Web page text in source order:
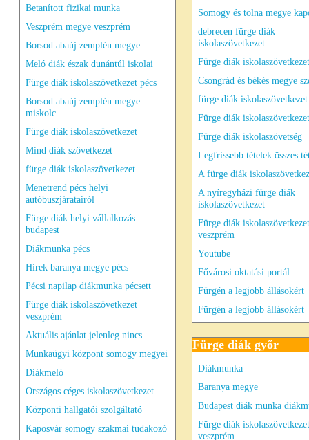
Betanított fizikai munka
Veszprém megye veszprém
Borsod abaúj zemplén megye
Meló diák észak dunántúl iskolai
Fürge diák iskolaszövetkezet pécs
Borsod abaúj zemplén megye
miskolc
Fürge diák iskolaszövetkezet
Mind diák szövetkezet
fürge diák iskolaszövetkezet
Menetrend pécs helyi
autóbuszjáratairól
Fürge diák helyi vállalkozás
budapest
Diákmunka pécs
Hírek baranya megye pécs
Pécsi napilap diákmunka pécsett
Fürge diák iskolaszövetkezet
veszprém
Aktuális ajánlat jelenleg nincs
Munkaügyi központ somogy megyei
Diákmeló
Országos céges iskolaszövetkezet
Központi hallgatói szolgáltató
Kaposvár somogy szakmai tudakozó
Somogy és tolna megye
debrecen fürge diák
iskolaszövetkezet
Fürge diák
Csongrád és békés megye
fürge diák iskolaszövetkezet
Fürge diák iskolaszövetkezet
Fürge diák iskolaszövetség
Legfrissebb tételek összes
A fürge diák
A nyíregyházi fürge diák
iskolaszövetkezet
Fürge diák iskolaszövetkezet
veszprém
Youtube
Fővárosi oktatási portál
Fürgén a legjobb állásokért
Fürgén a legjobb állásokért
Fürge diák győr
Diákmunka
Baranya megye
Budapest diák munka
Fürge diák iskolaszövetkezet
veszprém